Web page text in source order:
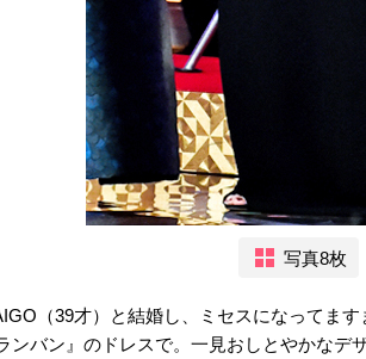
写真8枚
（39才）と結婚し、ミセスになってま
ンバン』のドレスで。一見おしとやかなデ